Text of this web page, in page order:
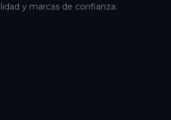
y marcas de confianza.